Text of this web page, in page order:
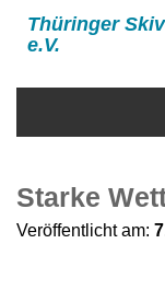
Thüringer
e.V.
Starke
Veröffentlicht am: